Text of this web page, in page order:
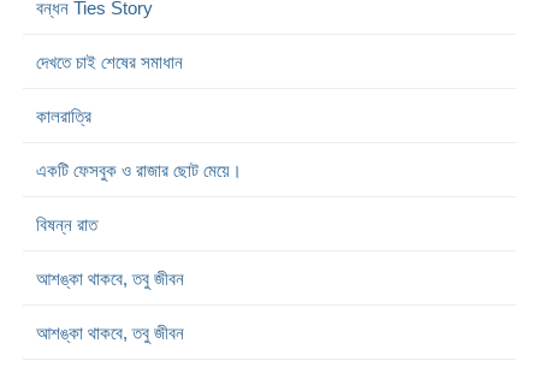
বন্ধন Ties Story
দেখতে চাই শেষের সমাধান
কালরাত্রি
একটি ফেসবুক ও রাজার ছোট মেয়ে।
বিষন্ন রাত
আশঙ্কা থাকবে, তবু জীবন
আশঙ্কা থাকবে, তবু জীবন